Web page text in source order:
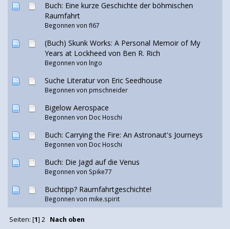
Buch: Eine kurze Geschichte der böhmischen
Raumfahrt
Begonnen von fl67
(Buch) Skunk Works: A Personal Memoir of My
Years at Lockheed von Ben R. Rich
Begonnen von lngo
Suche Literatur von Eric Seedhouse
Begonnen von pmschneider
Bigelow Aerospace
Begonnen von Doc Hoschi
Buch: Carrying the Fire: An Astronaut's Journeys
Begonnen von Doc Hoschi
Buch: Die Jagd auf die Venus
Begonnen von Spike77
Buchtipp? Raumfahrtgeschichte!
Begonnen von mike.spirit
Seiten: [1] 2 Nach oben